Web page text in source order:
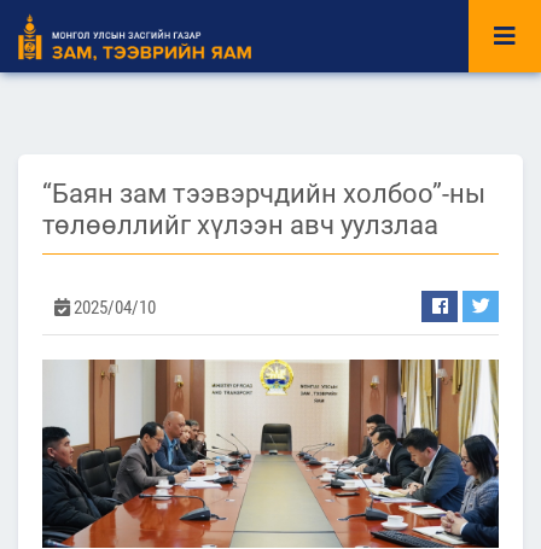
“Баян зам тээвэрчдийн холбоо”-ны
төлөөллийг хүлээн авч уулзлаа
2025/04/10